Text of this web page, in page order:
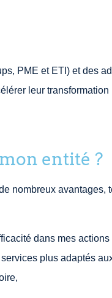
PME et ETI) et des
leur
entité ?
nombreux avantages,
dans mes
plus adaptés